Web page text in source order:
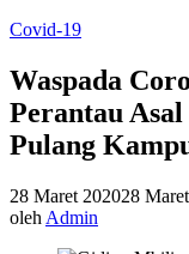
Covid-19
Waspada
Perantau
Pulang
28 Maret 202028
oleh Admin